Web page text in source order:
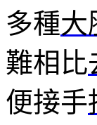
多種大
難相比
便接手